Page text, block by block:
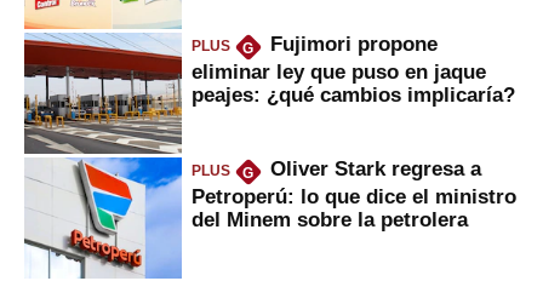
PLUS G
Fujimori propone
eliminar ley que puso en jaque
peajes: ¿qué cambios implicaría?
PLUS G
Oliver Stark regresa a
Petroperú: lo que dice el ministro
del Minem sobre la petrolera